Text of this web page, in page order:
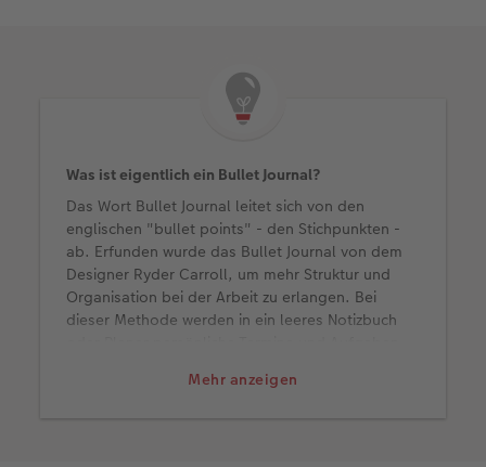
Mehr anzeigen
Was ist eigentlich ein Bullet Journal?
Das Wort Bullet Journal leitet sich von den
englischen "bullet points" - den Stichpunkten -
ab. Erfunden wurde das Bullet Journal von dem
Designer Ryder Carroll, um mehr Struktur und
Organisation bei der Arbeit zu erlangen. Bei
dieser Methode werden in ein leeres Notizbuch
geschrieben. Der Gestaltung und Aufteilung sind